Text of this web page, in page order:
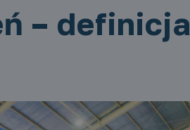
– definicja